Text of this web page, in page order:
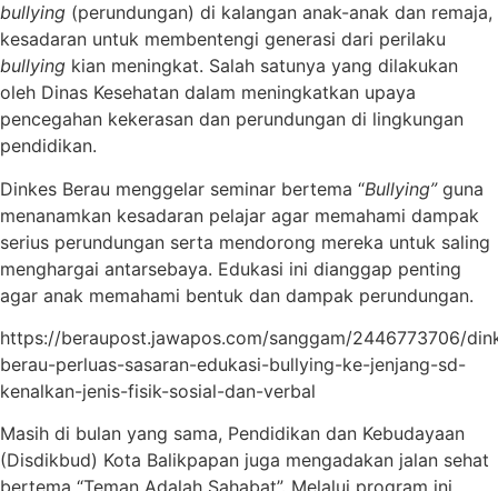
bullying (perundungan) di kalangan anak-anak dan remaja,
kesadaran untuk membentengi generasi dari perilaku
bullying kian meningkat. Salah satunya yang dilakukan
oleh Dinas Kesehatan dalam meningkatkan upaya
pencegahan kekerasan dan perundungan di lingkungan
pendidikan.
Dinkes Berau menggelar seminar bertema “Bullying”guna
menanamkan kesadaran pelajar agar memahami dampak
serius perundungan serta mendorong mereka untuk saling
menghargai antarsebaya. Edukasi ini dianggap penting
agar anak memahami bentuk dan dampak perundungan.
https://beraupost.jawapos.com/sanggam/2446773706/
berau-perluas-sasaran-edukasi-bullying-ke-jenjang-sd-
kenalkan-jenis-fisik-sosial-dan-verbal
Masih di bulan yang sama, Pendidikan dan Kebudayaan
(Disdikbud) Kota Balikpapan juga mengadakan jalan sehat